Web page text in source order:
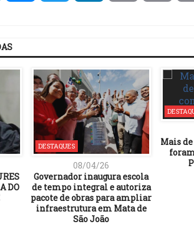
DO
DESTAQUES
08/04/26
Governador inaugura escola
de tempo integral e autoriza
pacote de obras para ampliar
infraestrutura em Mata de
São João
Mais de